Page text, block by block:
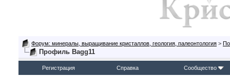
Форум: минералы, выращивание кристаллов, геология, палеонтология >
Профиль Bagg11
Регистрация Справка Сообщество